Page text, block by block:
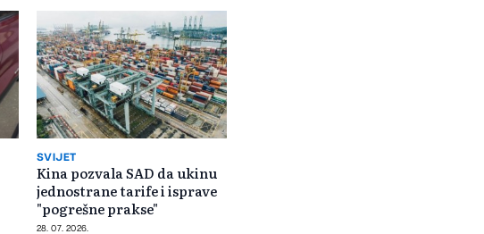
SVIJET
Kina pozvala SAD da ukinu
jednostrane tarife i isprave
"pogrešne prakse"
28. 07. 2026.